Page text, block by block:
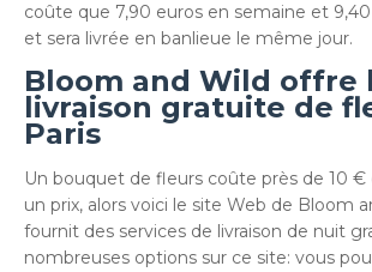
coûte que 7,90 euros en semaine et
et sera livrée en banlieue le même jour.
Bloom and Wild offre
livraison gratuite de
Paris
Un bouquet de fleurs coûte près de 10 €
un prix, alors voici le site Web de Bloom
fournit des services de livraison de nuit
nombreuses options sur ce site: vous